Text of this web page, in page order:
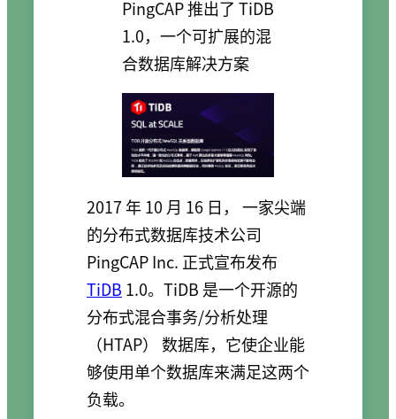
PingCAP 推出了 TiDB
1.0，一个可扩展的混
合数据库解决方案
2017 年 10 月 16 日， 一家尖端
的分布式数据库技术公司
PingCAP Inc. 正式宣布发布
TiDB 1.0。TiDB 是一个开源的
分布式混合事务/分析处理
（HTAP） 数据库，它使企业能
够使用单个数据库来满足这两个
负载。